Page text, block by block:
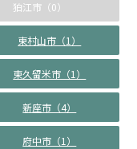
狛江市（0）
東村山市（1）
東久留米市（1）
新座市（4）
府中市（1）